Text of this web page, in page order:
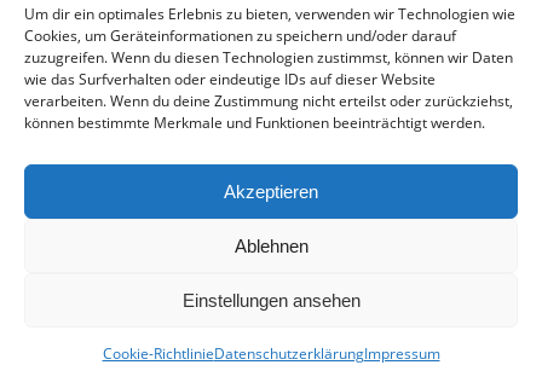
Um dir ein optimales Erlebnis zu bieten, verwenden wir Technologien wie
Cookies, um Geräteinformationen zu speichern und/oder darauf
zuzugreifen. Wenn du diesen Technologien zustimmst, können wir Daten
wie das Surfverhalten oder eindeutige IDs auf dieser Website
verarbeiten. Wenn du deine Zustimmung nicht erteilst oder zurückziehst,
können bestimmte Merkmale und Funktionen beeinträchtigt werden.
Akzeptieren
Ablehnen
Einstellungen ansehen
Cookie-RichtlinieDatenschutzerklärungImpressum
28. Juli 2026
Neuer Rückensponsor
28. Juli 2026
Neue Podcast-Folge: So tickt Björn!
Eindrücke vom Stadionfest
27. Juli 2026